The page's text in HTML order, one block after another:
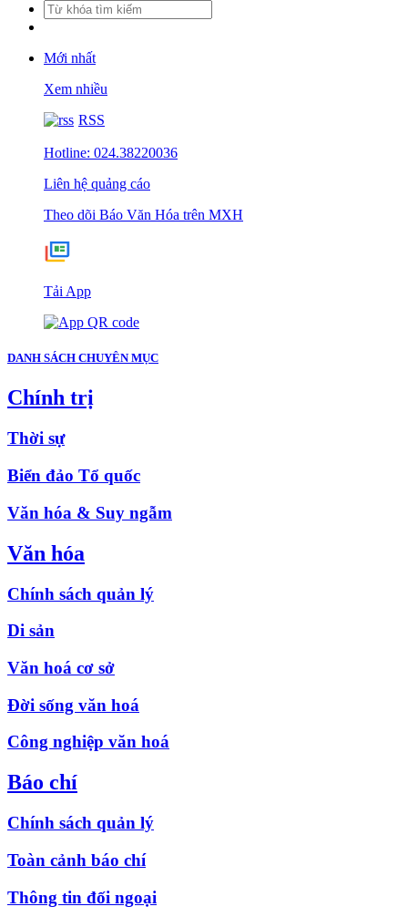
Mới nhất
Xem nhiều
RSS
Hotline: 024.38220036
Liên hệ quảng cáo
Theo dõi Báo Văn Hóa trên MXH
Tải App
DANH SÁCH CHUYÊN MỤC
Chính trị
Thời sự
Biển đảo Tổ quốc
Văn hóa & Suy ngẫm
Văn hóa
Chính sách quản lý
Di sản
Văn hoá cơ sở
Đời sống văn hoá
Công nghiệp văn hoá
Báo chí
Chính sách quản lý
Toàn cảnh báo chí
Thông tin đối ngoại